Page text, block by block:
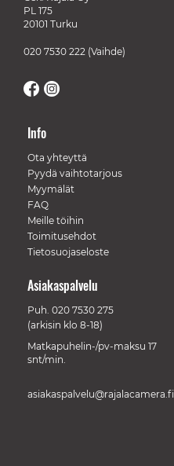
PL 175
20101 Turku
020 7530 222 (Vaihde)
Info
Ota yhteyttä
Pyydä vaihtotarjous
Myymälät
FAQ
Meille töihin
Toimitusehdot
Tietosuojaseloste
Asiakaspalvelu
Puh. 020 7530 275
(arkisin klo 8-18)
Matkapuhelin-/pv-maksu 17
snt/min.
asiakaspalvelu@rajalacamera.fi